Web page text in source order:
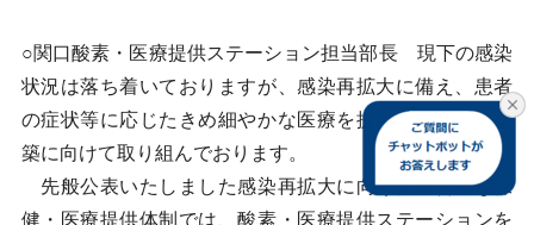
○関口酸素・医療提供ステーション担当部長 現下の感染
状況は落ち着いておりますが、感染再拡大に備え、患者
の症状等に応じたきめ細やかな医療を提供する体制の構
築に向けて取り組んでおります。
先般公表いたしました感染再拡大に向けた総合的な保
健・医療提供体制では、酸素・医療提供ステーションを